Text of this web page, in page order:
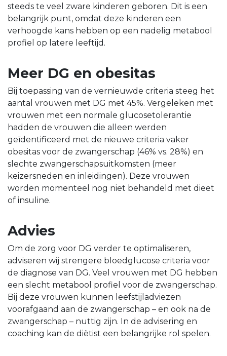
steeds te veel zware kinderen geboren. Dit is een
belangrijk punt, omdat deze kinderen een
verhoogde kans hebben op een nadelig metabool
profiel op latere leeftijd.
Meer DG en obesitas
Bij toepassing van de vernieuwde criteria steeg het
aantal vrouwen met DG met 45%. Vergeleken met
vrouwen met een normale glucosetolerantie
hadden de vrouwen die alleen werden
geïdentificeerd met de nieuwe criteria vaker
obesitas voor de zwangerschap (46% vs. 28%) en
slechte zwangerschapsuitkomsten (meer
keizersneden en inleidingen). Deze vrouwen
worden momenteel nog niet behandeld met dieet
of insuline.
Advies
Om de zorg voor DG verder te optimaliseren,
adviseren wij strengere bloedglucose criteria voor
de diagnose van DG. Veel vrouwen met DG hebben
een slecht metabool profiel voor de zwangerschap.
Bij deze vrouwen kunnen leefstijladviezen
voorafgaand aan de zwangerschap – en ook na de
zwangerschap – nuttig zijn. In de advisering en
coaching kan de diëtist een belangrijke rol spelen.